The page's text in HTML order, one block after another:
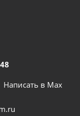
Написать в Мах